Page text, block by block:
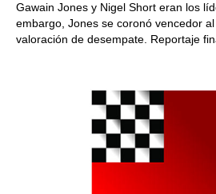
Gawain Jones y Nigel Short eran los
embargo, Jones se coronó vencedor
valoración de desempate. Reportaje